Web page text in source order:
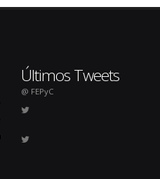
Últimos Tweets
@ FEPyC